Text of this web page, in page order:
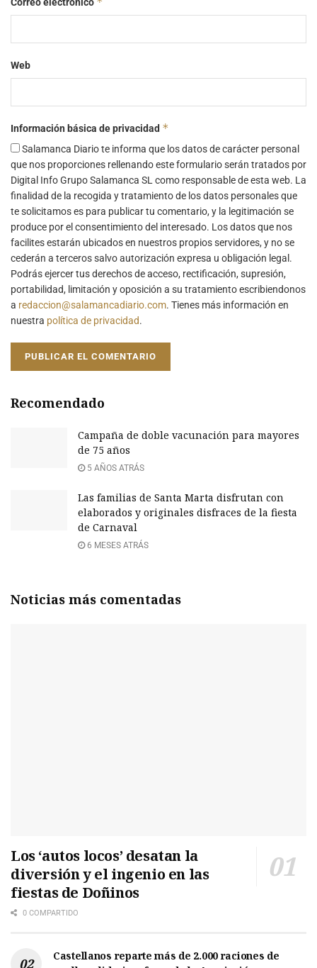
Web
Información básica de privacidad *
Salamanca Diario te informa que los datos de carácter personal
que nos proporciones rellenando este formulario serán tratados por
Digital Info Grupo Salamanca SL como responsable de esta web. La
finalidad de la recogida y tratamiento de los datos personales que
te solicitamos es para publicar tu comentario, y la legitimación se
produce por el consentimiento del interesado. Los datos que nos
facilites estarán ubicados en nuestros propios servidores, y no se
cederán a terceros salvo autorización expresa u obligación legal.
Podrás ejercer tus derechos de acceso, rectificación, supresión,
portabilidad, limitación y oposición a su tratamiento escribiendonos
a redaccion@salamancadiario.com. Tienes más información en
nuestra política de privacidad.
Recomendado
Campaña de doble vacunación para mayores
de 75 años
5 AÑOS ATRÁS
Las familias de Santa Marta disfrutan con
elaborados y originales disfraces de la fiesta
de Carnaval
6 MESES ATRÁS
Noticias más comentadas
Los ‘autos locos’ desatan la
diversión y el ingenio en las
fiestas de Doñinos
0 COMPARTIDO
Castellanos reparte más de 2.000 raciones de